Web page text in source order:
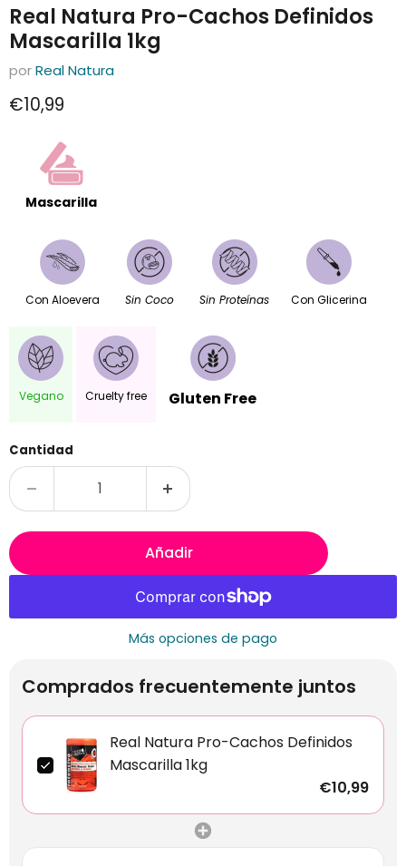
Real Natura Pro-Cachos Definidos
Mascarilla 1kg
porReal Natura
Precio actual
€10,99
Mascarilla
Con Aloevera Sin Coco Sin Proteínas Con Glicerina
Vegano Cruelty free Gluten Free
Cantidad
Añadir
Más opciones de pago
Comprados frecuentemente juntos
Real Natura Pro-Cachos Definidos
Mascarilla 1kg
€10,99